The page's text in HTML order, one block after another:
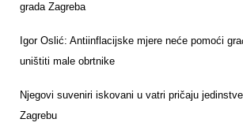
grada Zagreba
Igor Oslić: Antiinflacijske mjere neće pomoći
uništiti male obrtnike
Njegovi suveniri iskovani u vatri pričaju
Zagrebu